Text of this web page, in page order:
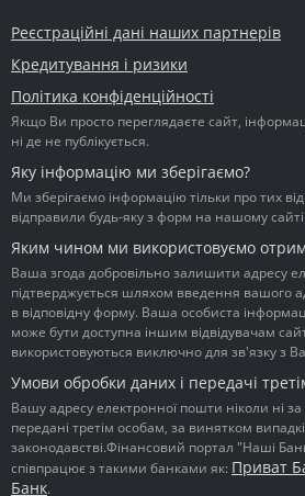
Реєстраційні дані наших партнерів
Кредитування і ризики
Політика конфіденційності
Якщо Ви просто переглядаєте сайт,
ні де не публікується.
Яку інформацію ми зберігаємо?
Ми зберігаємо інформацію тільки про тих
відправили будь-яку з форм на нашому сайті.
Яким чином ми використовуємо
Ваша згода добровільно залишити адресу
підтверджується шляхом введення вашого
в відповідну форму. Ваша особиста
може бути доступна іншим відвідувачам
використовуються виключно для зв'язку з
Умови обробки даних і передачі
Вашу адресу електронної пошти ніколи ні
передані третім особам, за винятком
законодавстві.Фінансовий портал "Наші
співпрацює з такими банками як: Приват
Банк.